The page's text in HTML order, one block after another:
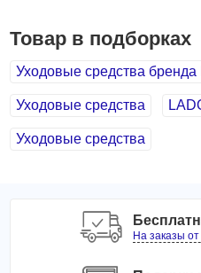
Товар в подборках
Уходовые средства бренда
Уходовые средства
Уходовые средства
На заказы